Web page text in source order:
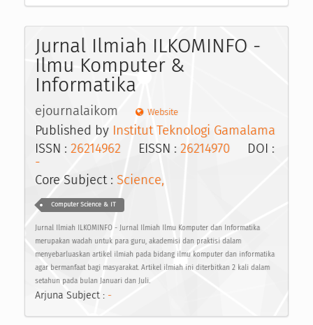
Jurnal Ilmiah ILKOMINFO -
Ilmu Komputer &
Informatika
ejournalaikom Website
Published by Institut Teknologi Gamalama
ISSN : 26214962 EISSN : 26214970 DOI :
-
Core Subject : Science,
Computer Science & IT
Jurnal Ilmiah ILKOMINFO - Jurnal Ilmiah Ilmu Komputer dan Informatika
merupakan wadah untuk para guru, akademisi dan praktisi dalam
menyebarluaskan artikel ilmiah pada bidang ilmu komputer dan informatika
agar bermanfaat bagi masyarakat. Artikel ilmiah ini diterbitkan 2 kali dalam
setahun pada bulan Januari dan Juli.
Arjuna Subject : -